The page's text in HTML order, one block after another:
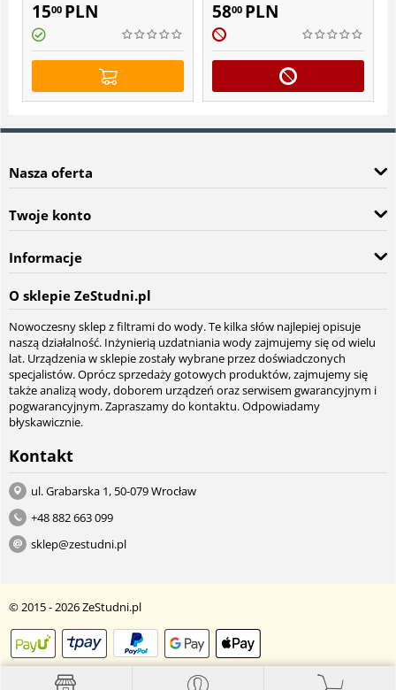
NW 18, NW 25, NW 32,
TIO
1500 PLN
Cintropur NW 18, NW 25,
NW 32, TIO
5800 PLN
Nasza oferta
Twoje konto
Informacje
O sklepie ZeStudni.pl
Nowoczesny sklep z filtrami do wody. Te kilka słów najlepiej opisuje
naszą działalność. Inżynierią uzdatniania wody zajmujemy się od wielu
lat. Urządzenia w sklepie zostały wybrane przez doświadczonych
specjalistów. Oprócz sprzedaży gotowych produktów, zajmujemy się
także analizą wody, doborem urządzeń oraz serwisem gwarancyjnym i
pogwarancyjnym. Zapraszamy do kontaktu. Odpowiadamy
błyskawicznie.
Kontakt
ul. Grabarska 1, 50-079 Wrocław
+48 882 663 099
sklep@zestudni.pl
© 2015 - 2026 ZeStudni.pl